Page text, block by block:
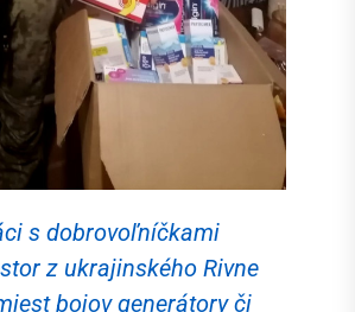
s dobrovoľníčkami
z ukrajinského Rivne
bojov generátory či